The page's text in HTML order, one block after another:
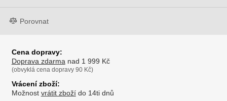
Porovnat
Cena dopravy:
Doprava zdarma nad 1 999 Kč
(obvyklá cena dopravy 90 Kč)
Vrácení zboží:
Možnost vrátit zbožído 14ti dnů